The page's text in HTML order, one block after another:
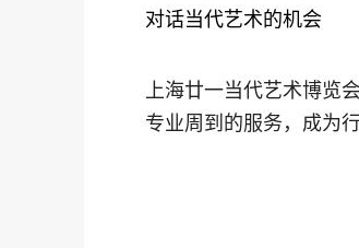
对话当代艺术的机会
上海廿一当代艺术博览
专业周到的服务，成为